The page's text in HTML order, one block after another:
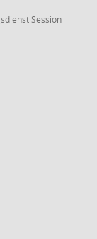
Session(Wird in